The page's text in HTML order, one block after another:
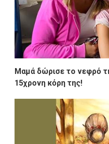
Μαμά δώρισε το νεφρό
15χρονη κόρη της!